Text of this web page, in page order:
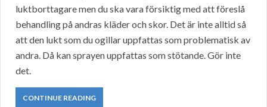
luktborttagare men du ska vara försiktig med att föreslå
behandling på andras kläder och skor. Det är inte alltid så
att den lukt som du ogillar uppfattas som problematisk av
andra. Då kan sprayen uppfattas som stötande. Gör inte
det.
CONTINUE READING